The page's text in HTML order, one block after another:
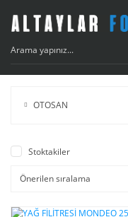
OTOSAN
Stoktakiler